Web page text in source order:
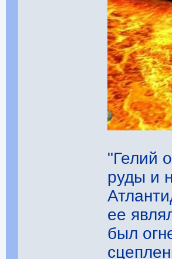
"Гелий
руды и
ее
был